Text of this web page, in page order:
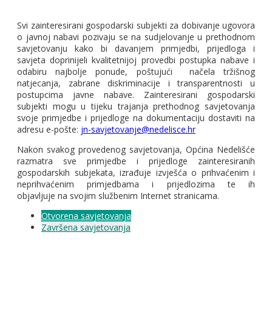
Svi zainteresirani gospodarski subjekti za dobivanje ugovora
o javnoj nabavi pozivaju se na sudjelovanje u prethodnom
savjetovanju kako bi davanjem primjedbi, prijedloga i
savjeta doprinijeli kvalitetnijoj provedbi postupka nabave i
odabiru najbolje ponude, poštujući načela tržišnog
natjecanja, zabrane diskriminacije i transparentnosti u
postupcima javne nabave. Zainteresirani gospodarski
subjekti mogu u tijeku trajanja prethodnog savjetovanja
svoje primjedbe i prijedloge na dokumentaciju dostaviti na
adresu e-pošte: jn-savjetovanje@nedelisce.hr
Nakon svakog provedenog savjetovanja, Općina Nedelišće
razmatra sve primjedbe i prijedloge zainteresiranih
gospodarskih subjekata, izrađuje izvješća o prihvaćenim i
neprihvaćenim primjedbama i prijedlozima te ih
objavljuje na svojim službenim Internet stranicama.
Otvorena savjetovanja
Završena savjetovanja